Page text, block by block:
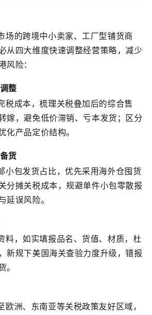
场的跨境中小卖家、工厂型铺货商
从四大维度快速调整经营策略，减少
风险：
整
税成本，梳理关税叠加后的综合售
嫁，避免低价滞销、亏本发货；区分
化产品定价结构。
货
小包发货占比，优先采用海外仓囤货
分摊关税成本，规避单件小包零散报
延误风险。
料，如实填报品名、货值、材质，杜
新规下美国海关查验力度升级，错报
欧洲、东南亚等关税政策友好区域，